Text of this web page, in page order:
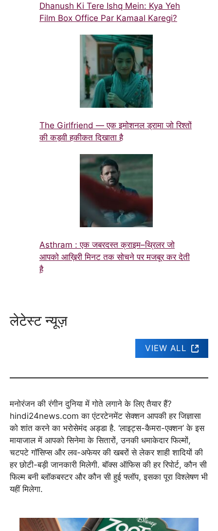
Dhanush Ki Tere Ishq Mein: Kya Yeh
Film Box Office Par Kamaal Karegi?
The Girlfriend — एक इमोशनल ड्रामा जो रिश्तों
की कड़वी हकीकत दिखाता है
Asthram : एक जबरदस्त क्राइम–थ्रिलर जो
आपको आख़िरी मिनट तक सोचने पर मजबूर कर देती
है
लेटेस्ट न्यूज़
VIEW ALL
मनोरंजन की रंगीन दुनिया में गोते लगाने के लिए तैयार हैं?
hindi24news.com का एंटरटेनमेंट सेक्शन आपकी हर जिज्ञासा
को शांत करने का भरोसेमंद अड्डा है. ‘लाइट्स-कैमरा-एक्शन’ के इस
मायाजाल में आपको सिनेमा के सितारों, उनकी धमाकेदार फिल्मों,
चटपटे गॉसिप्स और लव-अफेयर की खबरों से लेकर शाही शादियों की
हर छोटी-बड़ी जानकारी मिलेगी. बॉक्स ऑफिस की हर रिपोर्ट, कौन सी
फिल्म बनी ब्लॉकबस्टर और कौन सी हुई फ्लॉप, इसका पूरा विश्लेषण भी
यहीं मिलेगा.